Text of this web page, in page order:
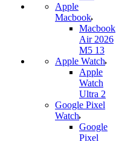
Apple
Macbook
Macbook
Air 2026
M5 13
Apple Watch
Apple
Watch
Ultra 2
Google Pixel
Watch
Google
Pixel